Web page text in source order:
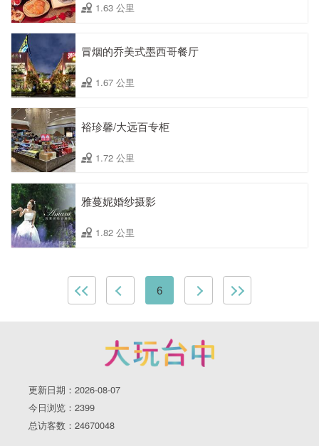
1.63 公里
冒烟的乔美式墨西哥餐厅
1.67 公里
裕珍馨/大远百专柜
1.72 公里
雅蔓妮婚纱摄影
1.82 公里
6
更新日期：2026-08-07
今日浏览：2399
总访客数：24670048